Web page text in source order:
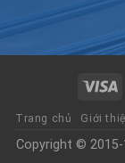
Trang chủ Giới
Copyright ©